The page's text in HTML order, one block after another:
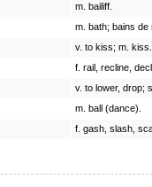
m. bailiff.
m. bath; bains de
v. to kiss; m. kiss.
f. rail, recline,
v. to lower, drop;
m. ball (dance).
f. gash, slash,